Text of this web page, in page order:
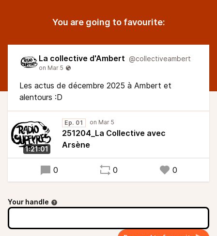
You are going to favourite:
La collective d'Ambert @collectiveambert
Les actus de décembre 2025 à Ambert et
alentours :D
1:21:01
Ep. 01
251204_La Collective avec
Arsène
0 0 0
Your handle